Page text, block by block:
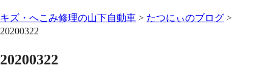
キズ・へこみ修理の山下自動車 > たつにぃのブログ >
20200322
20200322